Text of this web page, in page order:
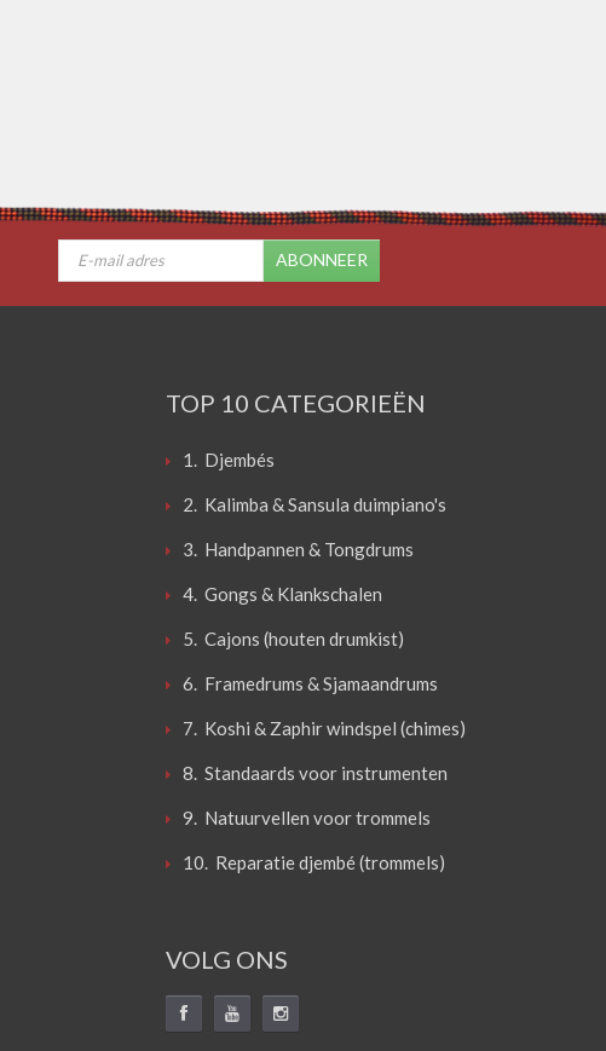
ABONNEER
TOP 10 CATEGORIEËN
1. Djembés
2. Kalimba & Sansula duimpiano's
3. Handpannen & Tongdrums
4. Gongs & Klankschalen
5. Cajons (houten drumkist)
6. Framedrums & Sjamaandrums
7. Koshi & Zaphir windspel (chimes)
8. Standaards voor instrumenten
9. Natuurvellen voor trommels
10. Reparatie djembé (trommels)
VOLG ONS